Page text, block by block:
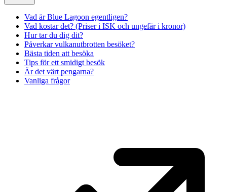
Vad är Blue Lagoon egentligen?
Vad kostar det? (Priser i ISK och ungefär i kronor)
Hur tar du dig dit?
Påverkar vulkanutbrotten besöket?
Bästa tiden att besöka
Tips för ett smidigt besök
Är det värt pengarna?
Vanliga frågor